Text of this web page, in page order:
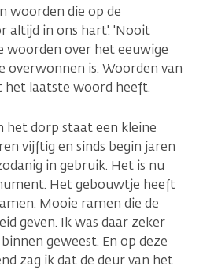
woorden die op de
altijd in ons hart'. 'Nooit
woorden over het eeuwige
overwonnen is. Woorden van
het laatste woord heeft.
het dorp staat een kleine
vijftig en sinds begin jaren
in gebruik. Het is nu
Het gebouwtje heeft
Mooie ramen die de
geven. Ik was daar zeker
geweest. En op deze
zag ik dat de deur van het